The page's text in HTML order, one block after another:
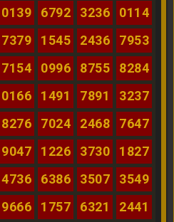
0139 6792 3236
0114
7379 1545 2436
7953
7154 0996 8755
8284
0166 1491 7891
3237
8276 7024 2468
7647
9047 1226 3730
1827
4736 6386 3507
3549
9666 1757 6321
2441